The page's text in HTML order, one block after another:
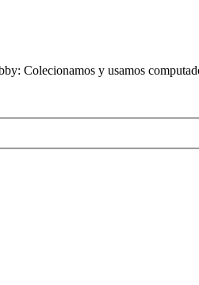
Colecionamos y usamos